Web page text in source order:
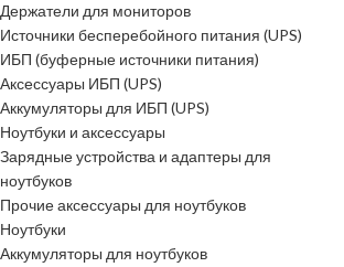
Держатели для мониторов
Источники бесперебойного питания (UPS)
ИБП (буферные источники питания)
Аксессуары ИБП (UPS)
Аккумуляторы для ИБП (UPS)
Ноутбуки и аксессуары
Зарядные устройства и адаптеры для
ноутбуков
Прочие аксессуары для ноутбуков
Ноутбуки
Аккумуляторы для ноутбуков